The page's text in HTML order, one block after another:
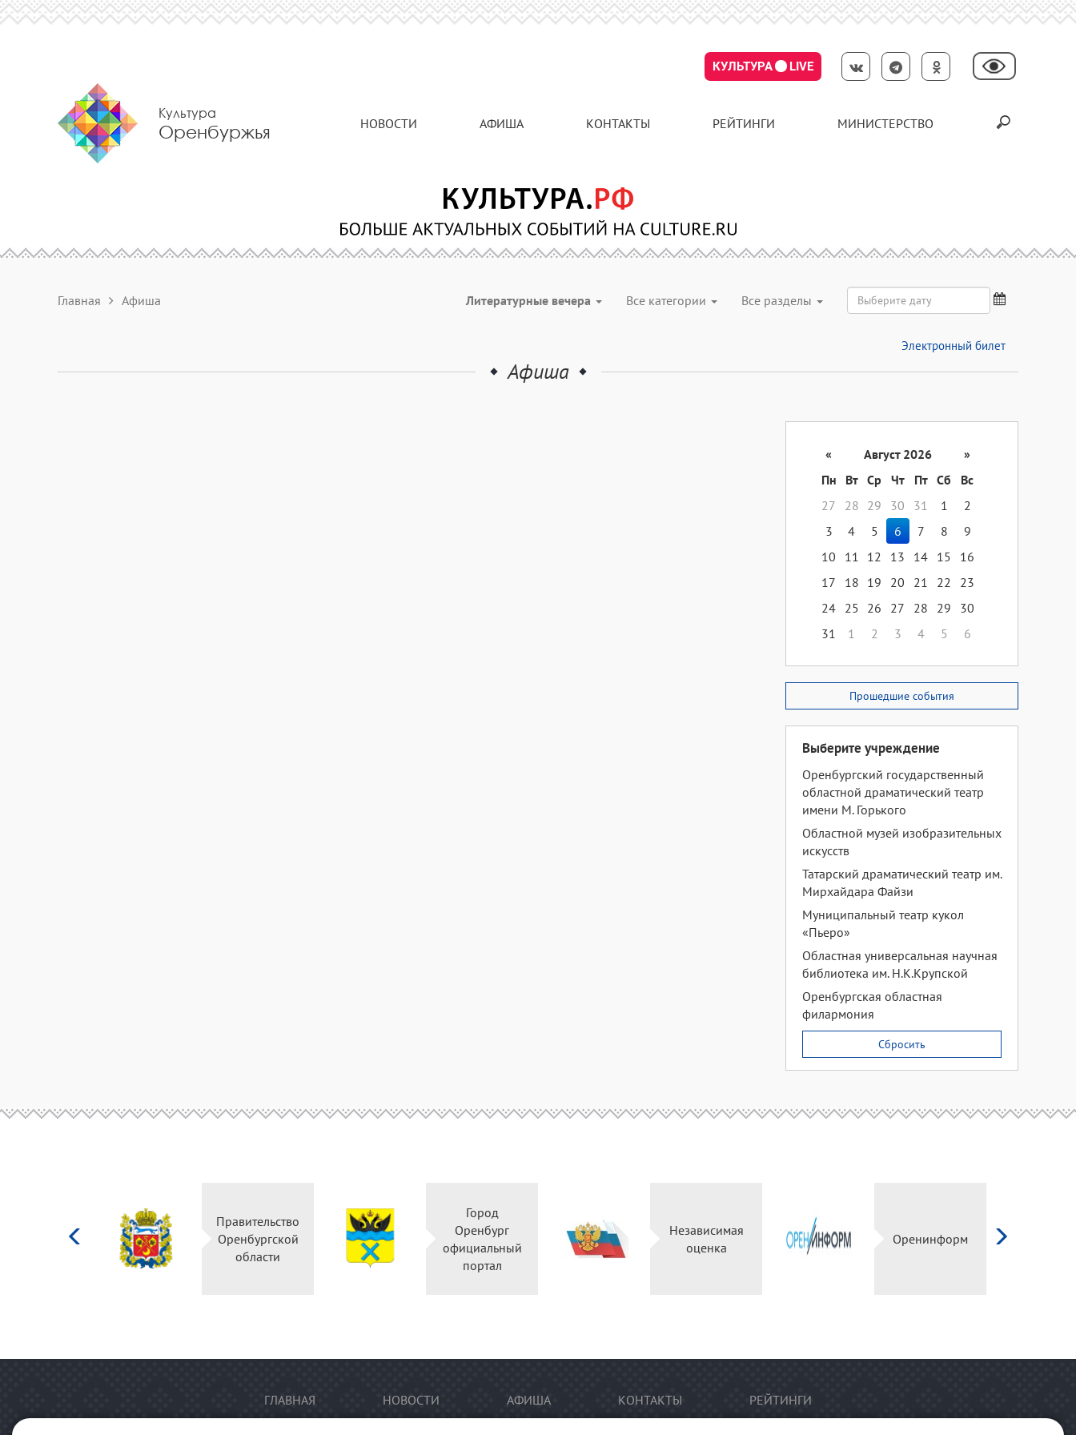
КУЛЬТУРА LIVE
Культура
Оренбуржья НОВОСТИ АФИША КОНТАКТЫ РЕЙТИНГИ МИНИСТЕРСТВО
Главная Афиша Литературные вечера Все категории Все разделы
Электронный билет
Афиша
« Август 2026
»
Пн
Вт Ср Чт Пт Сб
Вс
27
28 29 30 31 1
2
3
4 5 6 7 8
9
10
11 12 13 14 15
16
17
18 19 20 21 22
23
24 25 26 27 28 29
30
31
1 2 3 4 5 6
Прошедшие события
Выберите учреждение
Оренбургский государственный
областной драматический театр
имени М. Горького
Областной музей изобразительных
искусств
Татарский драматический театр им.
Мирхайдара Файзи
Муниципальный театр кукол
«Пьеро»
Областная универсальная научная
библиотека им. Н.К.Крупской
Оренбургская областная
филармония
Сбросить
Правительство
Оренбургской
области
Город
Оренбург
официальный
портал
Независимая
оценка
Оренинформ
ГЛАВНАЯ НОВОСТИ АФИША КОНТАКТЫ РЕЙТИНГИ